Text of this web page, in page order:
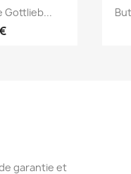
Gottlieb...
garantie et